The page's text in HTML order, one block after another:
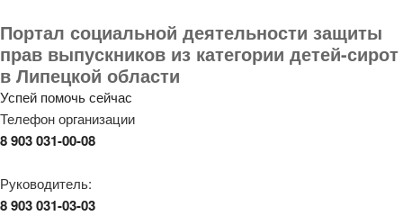
Портал социальной деятельности защиты
прав выпускников из категории детей-сирот
в Липецкой области
Успей помочь сейчас
Телефон организации
8 903 031-00-08
Руководитель:
8 903 031-03-03